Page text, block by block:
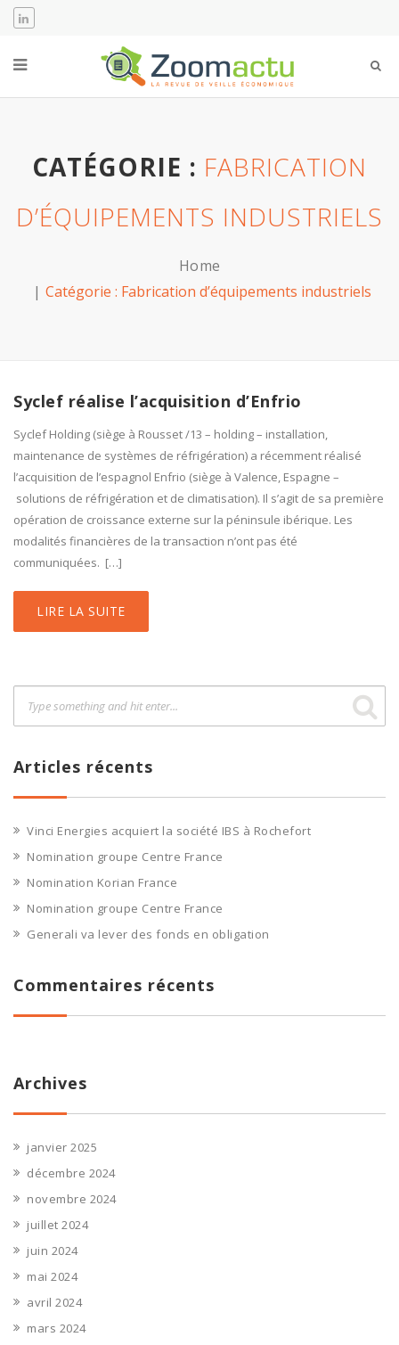
CATÉGORIE : FABRICATION
D’ÉQUIPEMENTS INDUSTRIELS
Home
Catégorie : Fabrication d’équipements industriels
Syclef réalise l’acquisition d’Enfrio
Syclef Holding (siège à Rousset /13 – holding – installation,
maintenance de systèmes de réfrigération) a récemment réalisé
l’acquisition de l’espagnol Enfrio (siège à Valence, Espagne –
solutions de réfrigération et de climatisation). Il s’agit de sa première
opération de croissance externe sur la péninsule ibérique. Les
modalités financières de la transaction n’ont pas été
communiquées. […]
LIRE LA SUITE
Articles récents
Vinci Energies acquiert la société IBS à Rochefort
Nomination groupe Centre France
Nomination Korian France
Nomination groupe Centre France
Generali va lever des fonds en obligation
Commentaires récents
Archives
janvier 2025
décembre 2024
novembre 2024
juillet 2024
juin 2024
mai 2024
avril 2024
mars 2024